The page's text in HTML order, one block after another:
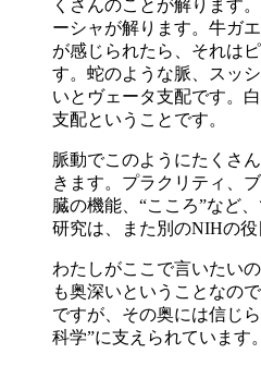
くさんのことが解ります
ーシャが解ります。牛ガ
が感じられたら、それは
す。蛇のような脈、スッ
いとヴェータ支配です。
支配ということです。
脈動でこのようにたくさ
きます。プラクリティ、
臓の機能、“こころ”など
研究は、また別のNIHの役
わたしがここで言いたい
も奥深いということなの
ですが、その奥には信じ
科学”に支えられています。